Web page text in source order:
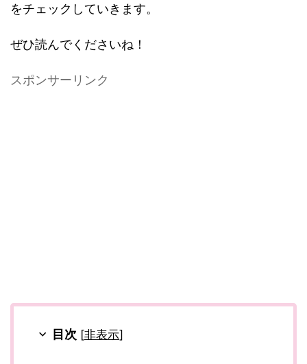
をチェックしていきます。
ぜひ読んでくださいね！
スポンサーリンク
目次 [非表示]